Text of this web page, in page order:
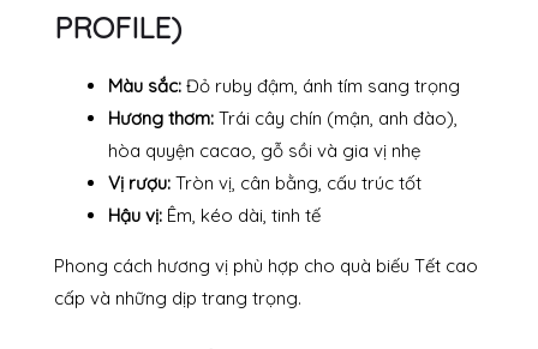
PROFILE)
Màu sắc: Đỏ ruby đậm, ánh tím sang trọng
Hương thơm: Trái cây chín (mận, anh đào),
hòa quyện cacao, gỗ sồi và gia vị nhẹ
Vị rượu: Tròn vị, cân bằng, cấu trúc tốt
Hậu vị: Êm, kéo dài, tinh tế
Phong cách hương vị phù hợp cho quà biếu Tết cao
cấp và những dịp trang trọng.